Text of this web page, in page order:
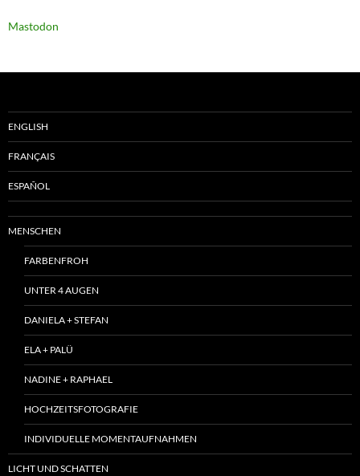
Mastodon
ENGLISH
FRANÇAIS
ESPAÑOL
MENSCHEN
FARBENFROH
UNTER 4 AUGEN
DANIELA + STEFAN
ELA + PALÜ
NADINE + RAPHAEL
HOCHZEITSFOTOGRAFIE
INDIVIDUELLE MOMENTAUFNAHMEN
LICHT UND SCHATTEN